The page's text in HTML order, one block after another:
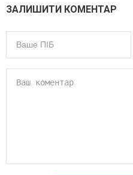
ЗАЛИШИТИ КОМЕНТАР